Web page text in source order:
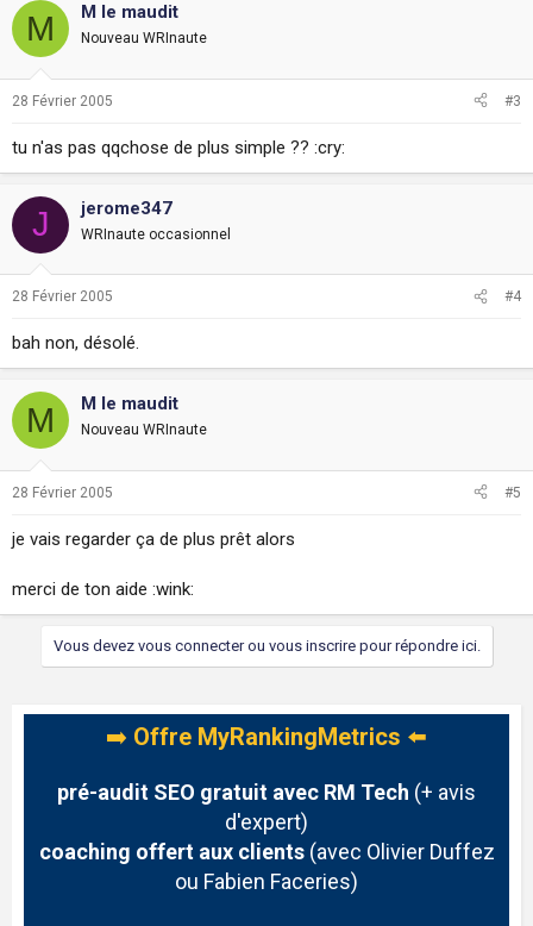
M M le maudit
Nouveau WRInaute
28 Février 2005 #3
tu n'as pas qqchose de plus simple ?? :cry:
J jerome347
WRInaute occasionnel
28 Février 2005 #4
bah non, désolé.
M M le maudit
Nouveau WRInaute
28 Février 2005 #5
je vais regarder ça de plus prêt alors
merci de ton aide :wink:
Vous devez vous connecter ou vous inscrire pour répondre ici.
➡️ Offre MyRankingMetrics ⬅️
pré-audit SEO gratuit avec RM Tech (+ avis
d'expert)
coaching offert aux clients(avec Olivier Duffez
ou Fabien Faceries)